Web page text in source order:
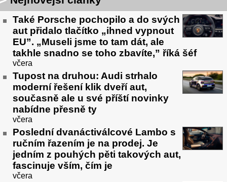
Také Porsche pochopilo a do svých
aut přidalo tlačítko „ihned vypnout
EU”. „Museli jsme to tam dát, ale
takhle snadno se toho zbavíte,” říká šéf
včera
Tupost na druhou: Audi strhalo
moderní řešení klik dveří aut,
současně ale u své příští novinky
nabídne přesně ty
včera
Poslední dvanáctiválcové Lambo s
ručním řazením je na prodej. Je
jedním z pouhých pěti takových aut,
fascinuje vším, čím je
včera